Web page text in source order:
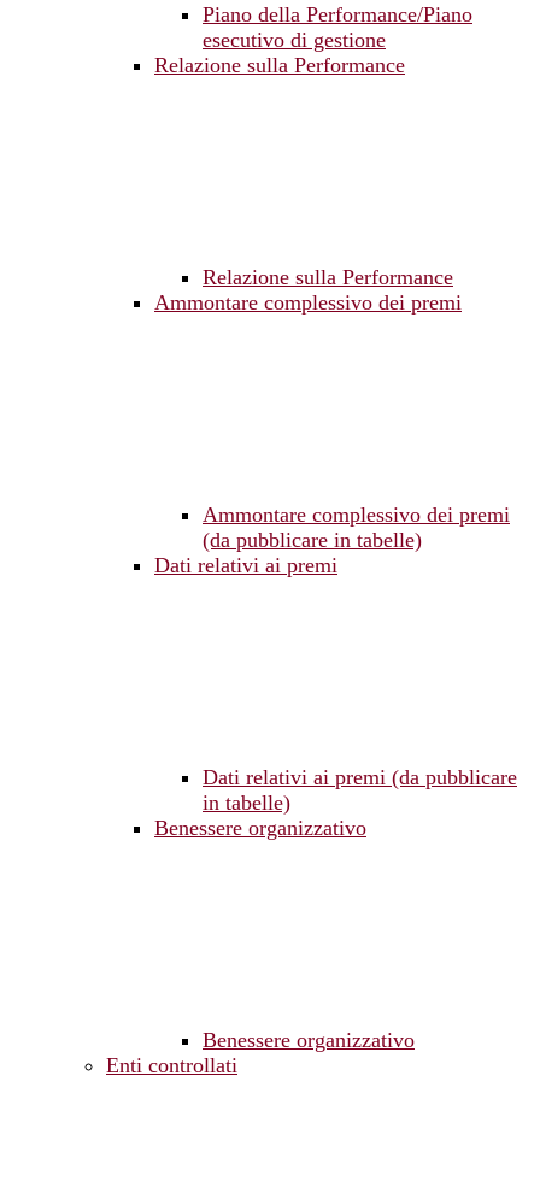
Piano della Performance/Piano
esecutivo di gestione
Relazione sulla Performance
Relazione sulla Performance
Ammontare complessivo dei premi
Ammontare complessivo dei premi
(da pubblicare in tabelle)
Dati relativi ai premi
Dati relativi ai premi (da pubblicare
in tabelle)
Benessere organizzativo
Benessere organizzativo
Enti controllati